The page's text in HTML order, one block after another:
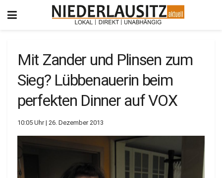
Mit Zander und Plinsen zum
Sieg? Lübbenauerin beim
perfekten Dinner auf VOX
10:05 Uhr | 26. Dezember 2013